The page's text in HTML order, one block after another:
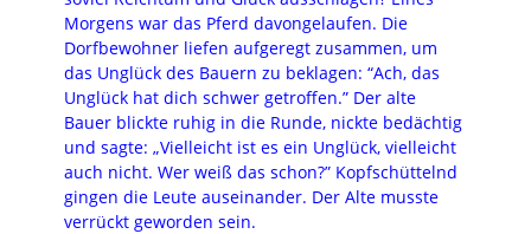
Morgens war das Pferd davongelaufen. Die
Dorfbewohner liefen aufgeregt zusammen, um
das Unglück des Bauern zu beklagen: “Ach, das
Unglück hat dich schwer getroffen.” Der alte
Bauer blickte ruhig in die Runde, nickte bedächtig
und sagte: „Vielleicht ist es ein Unglück, vielleicht
auch nicht. Wer weiß das schon?” Kopfschüttelnd
gingen die Leute auseinander. Der Alte musste
verrückt geworden sein.